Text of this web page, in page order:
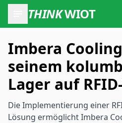
THINKWIOT
Imbera
seinem
Lager auf
Die Implementierung einer
Lösung ermöglicht Imbera